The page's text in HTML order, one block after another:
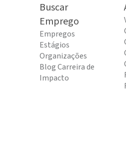
Buscar
Emprego
Empregos
Estágios
Organizações
Blog Carreira de
Impacto